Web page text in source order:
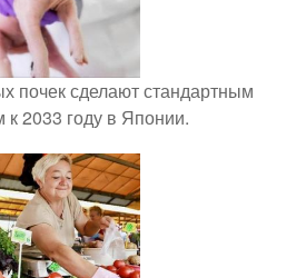
почек сделают стандартным
к 2033 году в Японии.